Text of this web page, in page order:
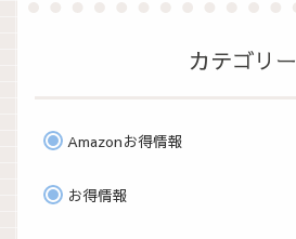
カテゴリー
Amazonお得情報
お得情報